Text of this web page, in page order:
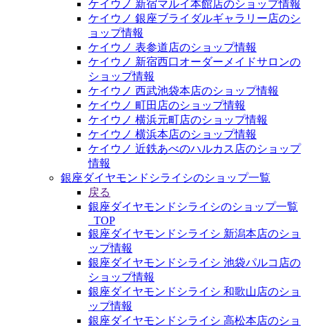
ケイウノ 新宿マルイ本館店のショップ情報
ケイウノ 銀座ブライダルギャラリー店のシ
ョップ情報
ケイウノ 表参道店のショップ情報
ケイウノ 新宿西口オーダーメイドサロンの
ショップ情報
ケイウノ 西武池袋本店のショップ情報
ケイウノ 町田店のショップ情報
ケイウノ 横浜元町店のショップ情報
ケイウノ 横浜本店のショップ情報
ケイウノ 近鉄あべのハルカス店のショップ
情報
銀座ダイヤモンドシライシのショップ一覧
戻る
銀座ダイヤモンドシライシのショップ一覧
_TOP
銀座ダイヤモンドシライシ 新潟本店のショ
ップ情報
銀座ダイヤモンドシライシ 池袋パルコ店の
ショップ情報
銀座ダイヤモンドシライシ 和歌山店のショ
ップ情報
銀座ダイヤモンドシライシ 高松本店のショ